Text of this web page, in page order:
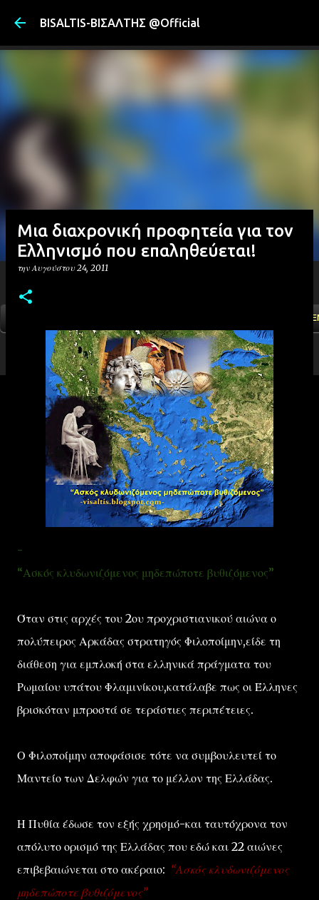
BISALTIS-ΒΙΣΑΛΤΗΣ @Official
Μια διαχρονική προφητεία για τον
Ελληνισμό που επαληθεύεται!
τηνΑυγούστου 24, 2011
-
“Ασκός κλυδωνιζόμενος μηδεπώποτε βυθιζόμενος”
Όταν στις αρχές του 2ου προχριστιανικού αιώνα ο
πολύπειρος Αρκάδας στρατηγός Φιλοποίμην,είδε τη
διάθεση για εμπλοκή στα ελληνικά πράγματα του
Ρωμαίου υπάτου Φλαμινίκου,κατάλαβε πως οι Έλληνες
βρισκόταν μπροστά σε τεράστιες περιπέτειες.
Ο Φιλοποίμην αποφάσισε τότε να συμβουλευτεί το
Μαντείο των Δελφών για το μέλλον της Ελλάδας.
Η Πυθία έδωσε τον εξής χρησμό-και ταυτόχρονα τον
απόλυτο ορισμό της Ελλάδας που εδώ και 22 αιώνες
επιβεβαιώνεται στο ακέραιο: “Ασκός κλυδωνιζόμενος
μηδεπώποτε βυθιζόμενος”